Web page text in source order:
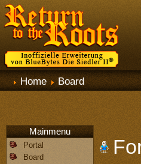
Home Board
Mainmenu
Portal
Board